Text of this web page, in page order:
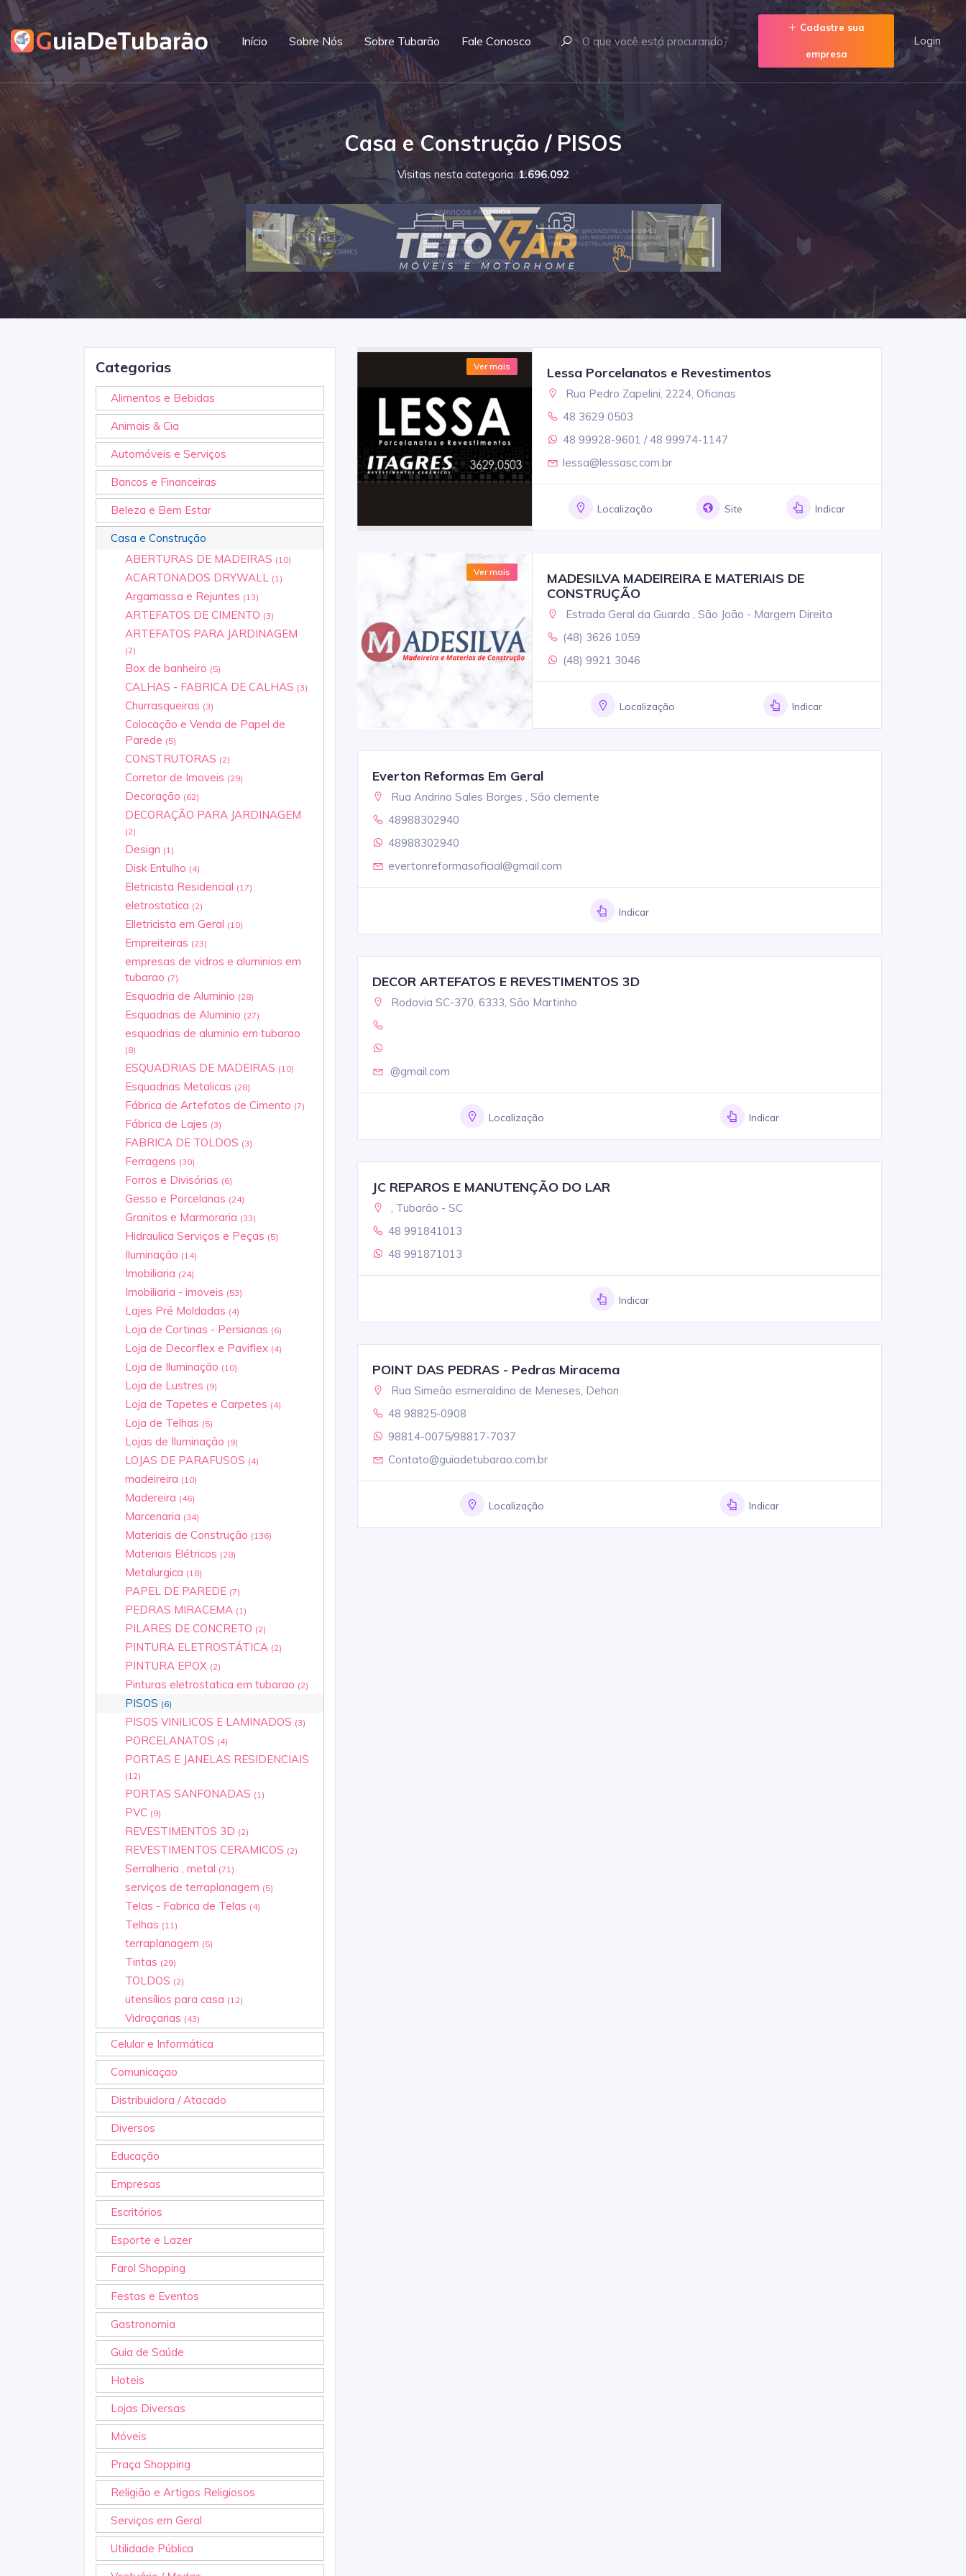
Início Sobre Nós Sobre Tubarão Fale Conosco
Cadastre sua
empresa
Login
Casa e Construção / PISOS
Visitas nesta categoria: 1.696.092
Categorias
Alimentos e Bebidas
Animais & Cia
Automóveis e Serviços
Bancos e Financeiras
Beleza e Bem Estar
Casa e Construção
ABERTURAS DE MADEIRAS (10)
ACARTONADOS DRYWALL (1)
Argamassa e Rejuntes (13)
ARTEFATOS DE CIMENTO (3)
ARTEFATOS PARA JARDINAGEM
(2)
Box de banheiro (5)
CALHAS - FABRICA DE CALHAS (3)
Churrasqueiras (3)
Colocação e Venda de Papel de
Parede (5)
CONSTRUTORAS (2)
Corretor de Imoveis (29)
Decoração (62)
DECORAÇÃO PARA JARDINAGEM
(2)
Design (1)
Disk Entulho (4)
Eletricista Residencial (17)
eletrostatica (2)
Elletricista em Geral (10)
Empreiteiras (23)
empresas de vidros e aluminios em
tubarao (7)
Esquadria de Aluminio (28)
Esquadrias de Aluminio (27)
esquadrias de aluminio em tubarao
(8)
ESQUADRIAS DE MADEIRAS (10)
Esquadrias Metalicas (28)
Fábrica de Artefatos de Cimento (7)
Fábrica de Lajes (3)
FABRICA DE TOLDOS (3)
Ferragens (30)
Forros e Divisórias (6)
Gesso e Porcelanas (24)
Granitos e Marmoraria (33)
Hidraulica Serviços e Peças (5)
Iluminação (14)
Imobiliaria (24)
Imobiliaria - imoveis (53)
Lajes Pré Moldadas (4)
Loja de Cortinas - Persianas (6)
Loja de Decorflex e Paviflex (4)
Loja de Iluminação (10)
Loja de Lustres (9)
Loja de Tapetes e Carpetes (4)
Loja de Telhas (5)
Lojas de Iluminação (9)
LOJAS DE PARAFUSOS (4)
madeireira (10)
Madereira (46)
Marcenaria (34)
Materiais de Construção (136)
Materiais Elétricos (28)
Metalurgica (18)
PAPEL DE PAREDE (7)
PEDRAS MIRACEMA (1)
PILARES DE CONCRETO (2)
PINTURA ELETROSTÁTICA (2)
PINTURA EPOX (2)
Pinturas eletrostatica em tubarao (2)
PISOS (6)
PISOS VINILICOS E LAMINADOS (3)
PORCELANATOS (4)
PORTAS E JANELAS RESIDENCIAIS
(12)
PORTAS SANFONADAS (1)
PVC (9)
REVESTIMENTOS 3D (2)
REVESTIMENTOS CERAMICOS (2)
Serralheria , metal (71)
serviços de terraplanagem (5)
Telas - Fabrica de Telas (4)
Telhas (11)
terraplanagem (5)
Tintas (29)
TOLDOS (2)
utensílios para casa (12)
Vidraçarias (43)
Celular e Informática
Comunicaçao
Distribuidora / Atacado
Diversos
Educação
Empresas
Escritórios
Esporte e Lazer
Farol Shopping
Festas e Eventos
Gastronomia
Guia de Saúde
Hoteis
Lojas Diversas
Móveis
Praça Shopping
Religião e Artigos Religiosos
Serviços em Geral
Utilidade Pública
Ver mais Lessa Porcelanatos e Revestimentos
Rua Pedro Zapelini, 2224, Oficinas
48 3629 0503
48 99928-9601 / 48 99974-1147
lessa@lessasc.com.br
Localização Site Indicar
Ver mais
MADESILVA MADEIREIRA E MATERIAIS DE
CONSTRUÇÃO
Estrada Geral da Guarda , São João - Margem Direita
(48) 3626 1059
(48) 9921 3046
Localização Indicar
Everton Reformas Em Geral
Rua Andrino Sales Borges , São clemente
48988302940
48988302940
evertonreformasoficial@gmail.com
Indicar
DECOR ARTEFATOS E REVESTIMENTOS 3D
Rodovia SC-370, 6333, São Martinho
.@gmail.com
Localização Indicar
JC REPAROS E MANUTENÇÃO DO LAR
, Tubarão - SC
48 991841013
48 991871013
Indicar
POINT DAS PEDRAS - Pedras Miracema
Rua Simeão esmeraldino de Meneses, Dehon
48 98825-0908
98814-0075/98817-7037
Contato@guiadetubarao.com.br
Localização Indicar